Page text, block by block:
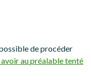
de procéder
au préalable tenté